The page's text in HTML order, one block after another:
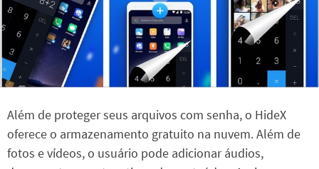
Além de proteger seus arquivos com senha, o HideX
oferece o armazenamento gratuito na nuvem. Além de
fotos e vídeos, o usuário pode adicionar áudios,